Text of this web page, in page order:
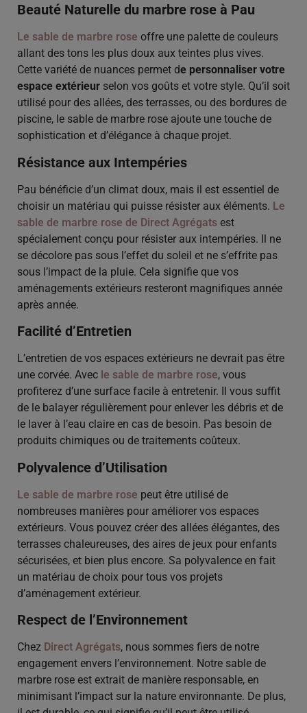
Beauté Naturelle du marbre rose à Pau
Le sable de marbre rose offre une palette de couleurs
allant des tons les plus doux aux teintes plus vives.
Cette variété de nuances permet de personnaliser votre
espace extérieur selon vos goûts et votre style. Qu’il soit
utilisé pour des allées, des terrasses, ou des bordures de
piscine, le sable de marbre rose ajoute une touche de
sophistication et d’élégance à chaque projet.
Résistance aux Intempéries
Pau bénéficie d’un climat doux, mais il est essentiel de
choisir un matériau qui puisse résister aux éléments. Le
sable de marbre rose de Direct Agrégats est
spécialement conçu pour résister aux intempéries. Il ne
se décolore pas sous l’effet du soleil et ne s’effrite pas
sous l’impact de la pluie. Cela signifie que vos
aménagements extérieurs resteront magnifiques année
après année.
Facilité d’Entretien
L’entretien de vos espaces extérieurs ne devrait pas être
une corvée. Avec le sable de marbre rose, vous
profiterez d’une surface facile à entretenir. Il vous suffit
de le balayer régulièrement pour enlever les débris et de
le laver à l’eau claire en cas de besoin. Pas besoin de
produits chimiques ou de traitements coûteux.
Polyvalence d’Utilisation
Le sable de marbre rose peut être utilisé de
nombreuses manières pour améliorer vos espaces
extérieurs. Vous pouvez créer des allées élégantes, des
terrasses chaleureuses, des aires de jeux pour enfants
sécurisées, et bien plus encore. Sa polyvalence en fait
un matériau de choix pour tous vos projets
d’aménagement extérieur.
Respect de l’Environnement
Chez Direct Agrégats, nous sommes fiers de notre
engagement envers l’environnement. Notre sable de
marbre rose est extrait de manière responsable, en
minimisant l’impact sur la nature environnante. De plus,